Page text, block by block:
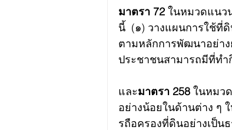
มาตรา 72 ในหมวดแนว
นี้  (๑) วางแผนการใช้
ตามหลักการพัฒนาอย่า
ประชาชนสามารถมีที่ท
และมาตรา 258 ในหมว
อย่างน้อยในด้านต่าง ๆ
รถือครองที่ดินอย่างเป็น